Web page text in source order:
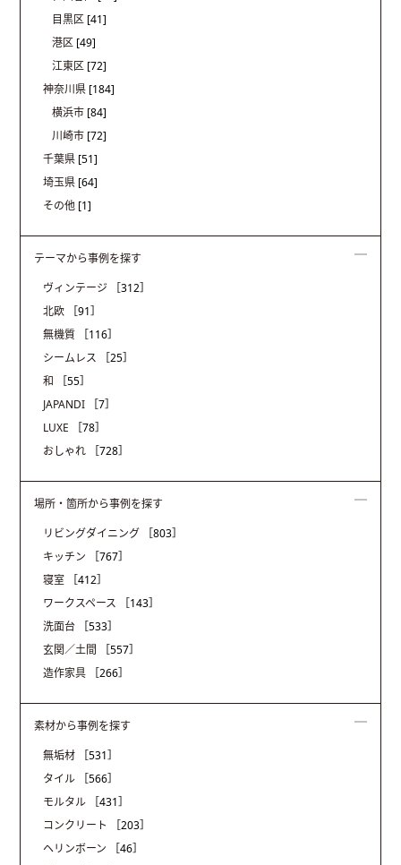
目黒区 [41]
港区 [49]
江東区 [72]
神奈川県 [184]
横浜市 [84]
川崎市 [72]
千葉県 [51]
埼玉県 [64]
その他 [1]
テーマから事例を探す
ヴィンテージ
［312］
北欧
［91］
無機質
［116］
シームレス
［25］
和
［55］
JAPANDI
［7］
LUXE
［78］
おしゃれ
［728］
場所・箇所から事例を探す
リビングダイニング
［803］
キッチン
［767］
寝室
［412］
ワークスペース
［143］
洗面台
［533］
玄関／土間
［557］
造作家具
［266］
素材から事例を探す
無垢材
［531］
タイル
［566］
モルタル
［431］
コンクリート
［203］
ヘリンボーン
［46］